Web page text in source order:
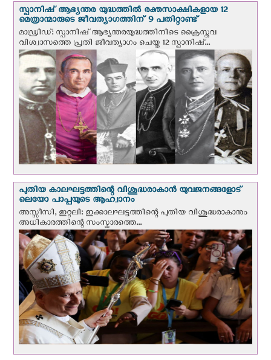
സ്പാനിഷ് ആഭ്യന്തര യുദ്ധത്തില്‍ രക്തസാക്ഷികളായ 12
മെത്രാന്മാരുടെ ജീവത്യാഗത്തിന് 9 പതിറ്റാണ്ട്
മാഡ്രിഡ്: സ്പാനിഷ് ആഭ്യന്തരയുദ്ധത്തിനിടെ ക്രൈസ്തവ
വിശ്വാസത്തെ പ്രതി ജീവത്യാഗം ചെയ്ത 12 സ്പാനിഷ്...
പുതിയ കാലഘട്ടത്തിന്റെ വിശുദ്ധരാകാന്‍ യുവജനങ്ങളോട്
ലെയോ പാപ്പയുടെ ആഹ്വാനം
അസ്സീസി, ഇറ്റലി: ഇക്കാലഘട്ടത്തിന്റെ പുതിയ വിശുദ്ധരാകാനും
അധികാരത്തിന്റെ സംസ്കാരത്തെ...